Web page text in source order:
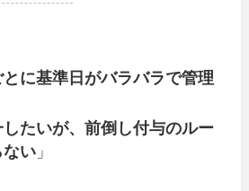
に基準日がバラバラで管理
たいが、前倒し付与のルー
ない 」